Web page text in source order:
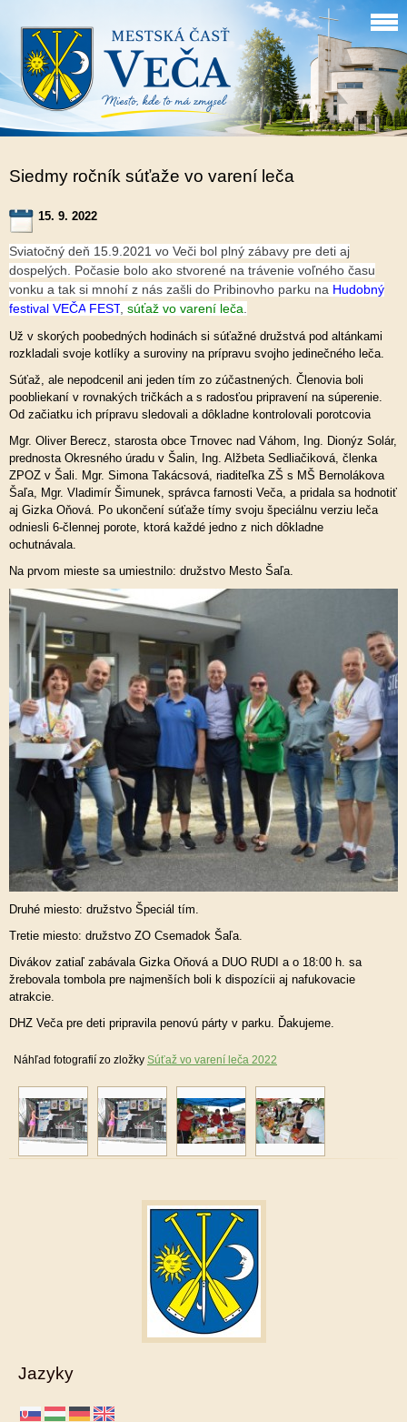
Siedmy ročník súťaže vo varení leča
15. 9. 2022
Sviatočný deň 15.9.2021 vo Veči bol plný zábavy pre deti aj
dospelých. Počasie bolo ako stvorené na trávenie voľného času
vonku a tak si mnohí z nás zašli do Pribinovho parku na Hudobný
festival VEČA FEST súťaž vo varení leča
Už v skorých poobedných hodinách si súťažné družstvá pod altánkami
rozkladali svoje kotlíky a suroviny na prípravu svojho jedinečného leča.
Súťaž, ale nepodcenil ani jeden tím zo zúčastnených. Členovia boli
poobliekaní v rovnakých tričkách a s radosťou pripravení na súperenie.
Od začiatku ich prípravu sledovali a dôkladne kontrolovali porotcovia
Mgr. Oliver Berecz, starosta obce Trnovec nad Váhom, Ing. Dionýz Solár,
prednosta Okresného úradu v Šalin, Ing. Alžbeta Sedliačiková, členka
ZPOZ v Šali. Mgr. Simona Takácsová, riaditeľka ZŠ s MŠ Bernolákova
Šaľa, Mgr. Vladimír Šimunek, správca farnosti Veča, a pridala sa hodnotiť
aj Gizka Oňová. Po ukončení súťaže tímy svoju špeciálnu verziu leča
odniesli 6-člennej porote, ktorá každé jedno z nich dôkladne
ochutnávala.
Na prvom mieste sa umiestnilo: družstvo Mesto Šaľa.
Druhé miesto: družstvo Špeciál tím.
Tretie miesto: družstvo ZO Csemadok Šaľa.
Divákov zatiaľ zabávala Gizka Oňová a DUO RUDI a o 18:00 h. sa
žrebovala tombola pre najmenších boli k dispozícii aj nafukovacie
atrakcie.
DHZ Veča pre deti pripravila penovú párty v parku. Ďakujeme.
Náhľad fotografií zo zložky Súťaž vo varení leča 2022
Jazyky